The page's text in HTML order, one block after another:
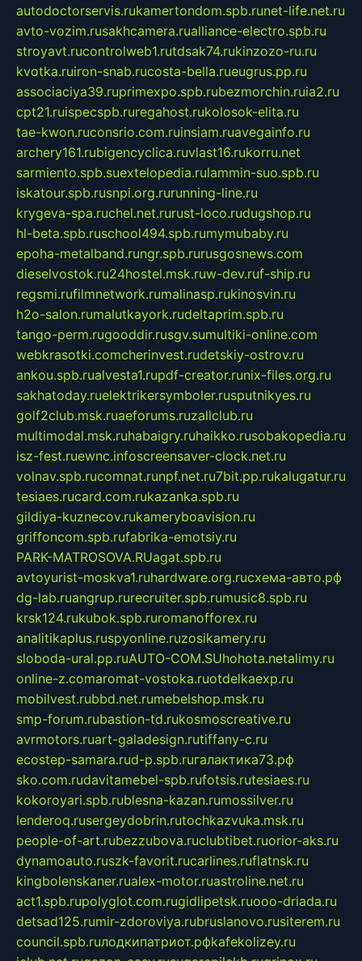
autodoctorservis.rukamertondom.spb.runet-life.net.ru
avto-vozim.rusakhcamera.rualliance-electro.spb.ru
stroyavt.rucontrolweb1.rutdsak74.rukinzozo-ru.ru
kvotka.ruiron-snab.rucosta-bella.rueugrus.pp.ru
associaciya39.ruprimexpo.spb.rubezmorchin.ruia2.ru
cpt21.ruispecspb.ruregahost.rukolosok-elita.ru
tae-kwon.ruconsrio.com.ruinsiam.ruavegainfo.ru
archery161.rubigencyclica.ruvlast16.rukorru.net
sarmiento.spb.suextelopedia.rulammin-suo.spb.ru
iskatour.spb.rusnpi.org.rurunning-line.ru
krygeva-spa.ruchel.net.rurust-loco.rudugshop.ru
hl-beta.spb.ruschool494.spb.rumymubaby.ru
epoha-metalband.rungr.spb.rurusgosnews.com
dieselvostok.ru24hostel.msk.ruw-dev.ruf-ship.ru
regsmi.rufilmnetwork.rumalinasp.rukinosvin.ru
h2o-salon.rumalutkayork.rudeltaprim.spb.ru
tango-perm.rugooddir.rusgv.sumultiki-online.com
webkrasotki.comcherinvest.rudetskiy-ostrov.ru
ankou.spb.rualvesta1.rupdf-creator.runix-files.org.ru
sakhatoday.ruelektrikersymboler.rusputnikyes.ru
golf2club.msk.ruaeforums.ruzallclub.ru
multimodal.msk.ruhabaigry.ruhaikko.rusobakopedia.ru
isz-fest.ruewnc.infoscreensaver-clock.net.ru
volnav.spb.rucomnat.runpf.net.ru7bit.pp.rukalugatur.ru
tesiaes.rucard.com.rukazanka.spb.ru
gildiya-kuznecov.rukameryboavision.ru
griffoncom.spb.rufabrika-emotsiy.ru
PARK-MATROSOVA.RUagat.spb.ru
avtoyurist-moskva1.ruhardware.org.ruсхема-авто.рф
dg-lab.ruangrup.rurecruiter.spb.rumusic8.spb.ru
krsk124.rukubok.spb.ruromanofforex.ru
analitikaplus.ruspyonline.ruzosikamery.ru
sloboda-ural.pp.ruAUTO-COM.SUhohota.netalimy.ru
online-z.comaromat-vostoka.ruotdelkaexp.ru
mobilvest.rubbd.net.rumebelshop.msk.ru
smp-forum.rubastion-td.rukosmoscreative.ru
avrmotors.ruart-galadesign.rutiffany-c.ru
ecostep-samara.rud-p.spb.ruгалактика73.рф
sko.com.rudavitamebel-spb.rufotsis.rutesiaes.ru
kokoroyari.spb.rublesna-kazan.rumossilver.ru
lenderoq.rusergeydobrin.rutochkazvuka.msk.ru
people-of-art.rubezzubova.ruclubtibet.ruorior-aks.ru
dynamoauto.ruszk-favorit.rucarlines.ruflatnsk.ru
kingbolenskaner.rualex-motor.ruastroline.net.ru
act1.spb.rupolyglot.com.rugidlipetsk.ruooo-driada.ru
detsad125.rumir-zdoroviya.rubruslanovo.rusiterem.ru
council.spb.ruлодкипатриот.рфkafekolizey.ru